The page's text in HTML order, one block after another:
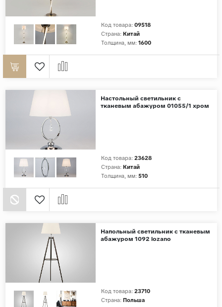
Декор
Структурная
Код товара: 09518
Страна: Китай
Толщина, мм: 1600
Настольный светильник с
тканевым абажуром 01055/1 хром
Код товара: 23628
Страна: Китай
Толщина, мм: 510
Напольный светильник с тканевым
абажуром 1092 lozano
Код товара: 23710
Страна: Польша